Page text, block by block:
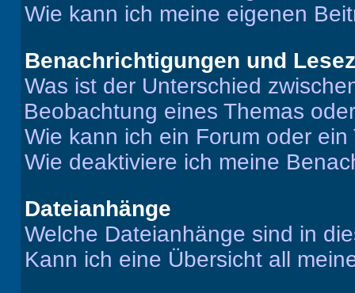
Wie kann ich meine eigenen
Benachrichtigungen und
Was ist der Unterschied
Beobachtung eines Themas
Wie kann ich ein Forum oder
Wie deaktiviere ich meine
Dateianhänge
Welche Dateianhänge sind in
Kann ich eine Übersicht all